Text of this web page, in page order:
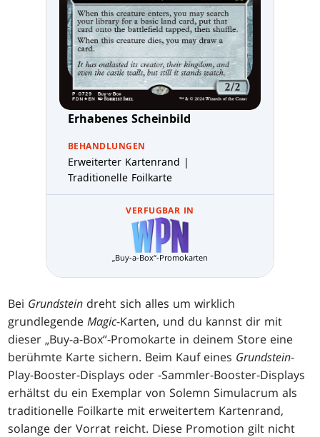
Erhabenes Scheinbild
BEHANDLUNGEN
Erweiterter Kartenrand |
Traditionelle Foilkarte
VERFUGBAR IN
„Buy-a-Box“-Promokarten
Bei Grundstein dreht sich alles um wirklich
grundlegendeMagic-Karten, und du kannst dir mit
dieser „Buy-a-Box“-Promokarte in deinem Store eine
berühmte Karte sichern. Beim Kauf eines Grundstein-
Play-Booster-Displays oder -Sammler-Booster-Displays
erhältst du ein Exemplar von Solemn Simulacrum als
traditionelle Foilkarte mit erweitertem Kartenrand,
solange der Vorrat reicht. Diese Promotion gilt nicht